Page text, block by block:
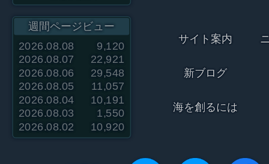
週間ページビュー
2026.08.08
9,120
2026.08.07
22,921
2026.08.06
29,548
2026.08.05
11,057
2026.08.04
10,191
2026.08.03
1,550
2026.08.02
10,920
サイト案内
新ブログ
海を創るには